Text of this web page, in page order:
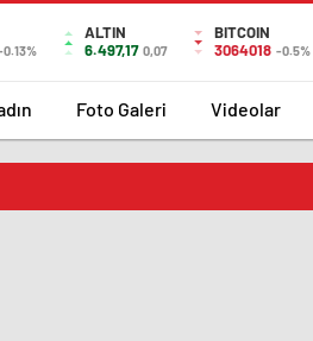
0.13%
ALTIN
6.497,17 0,07
BITCOIN
3064018 -0.5%
Foto Galeri Videolar